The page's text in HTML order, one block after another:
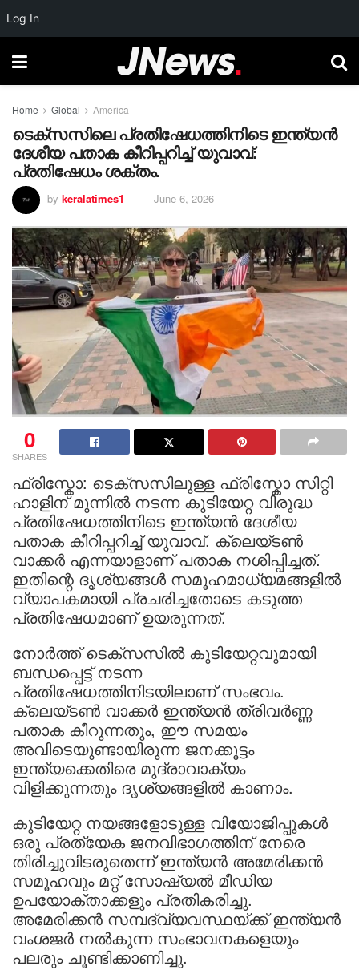
Home Global America
ടെക്സസിലെ പ്രതിഷേധത്തിനിടെ ഇന്ത്യൻ
ദേശീയ പതാക കീറിപ്പറിച്ച് യുവാവ്:
പ്രതിഷേധം ശക്തം.
by keralatimes1 June 6, 2026
0
SHARES
ഫ്രിസ്കോ: ടെക്സസിലുള്ള ഫ്രിസ്കോ സിറ്റി
ഹാളിന് മുന്നിൽ നടന്ന കുടിയേറ്റ വിരുദ്ധ
പ്രതിഷേധത്തിനിടെ ഇന്ത്യൻ ദേശീയ
പതാക കീറിപ്പറിച്ച് യുവാവ്. ക്ലെയ്ടൺ
വാക്കർ എന്നയാളാണ് പതാക നശിപ്പിച്ചത്.
ഇതിന്റെ ദൃശ്യങ്ങൾ സമൂഹമാധ്യമങ്ങളിൽ
വ്യാപകമായി പ്രചരിച്ചതോടെ കടുത്ത
പ്രതിഷേധമാണ് ഉയരുന്നത്.
നോർത്ത് ടെക്സസിൽ കുടിയേറ്റവുമായി
ബന്ധപ്പെട്ട് നടന്ന
പ്രതിഷേധത്തിനിടയിലാണ് സംഭവം.
ക്ലെയ്ടൺ വാക്കർ ഇന്ത്യൻ ത്രിവർണ്ണ
പതാക കീറുന്നതും, ഈ സമയം
അവിടെയുണ്ടായിരുന്ന ജനക്കൂട്ടം
ഇന്ത്യക്കെതിരെ മുദ്രാവാക്യം
വിളിക്കുന്നതും ദൃശ്യങ്ങളിൽ കാണാം.
കുടിയേറ്റ നയങ്ങളോടുള്ള വിയോജിപ്പുകൾ
ഒരു പ്രത്യേക ജനവിഭാഗത്തിന് നേരെ
തിരിച്ചുവിടരുതെന്ന് ഇന്ത്യൻ അമേരിക്കൻ
സമൂഹവും മറ്റ് സോഷ്യൽ മീഡിയ
ഉപയോക്താക്കളും പ്രതികരിച്ചു.
അമേരിക്കൻ സമ്പദ്‌വ്യവസ്ഥയ്ക്ക് ഇന്ത്യൻ
വംശജർ നൽകുന്ന സംഭാവനകളെയും
പലരും ചൂണ്ടിക്കാണിച്ചു.
Log In